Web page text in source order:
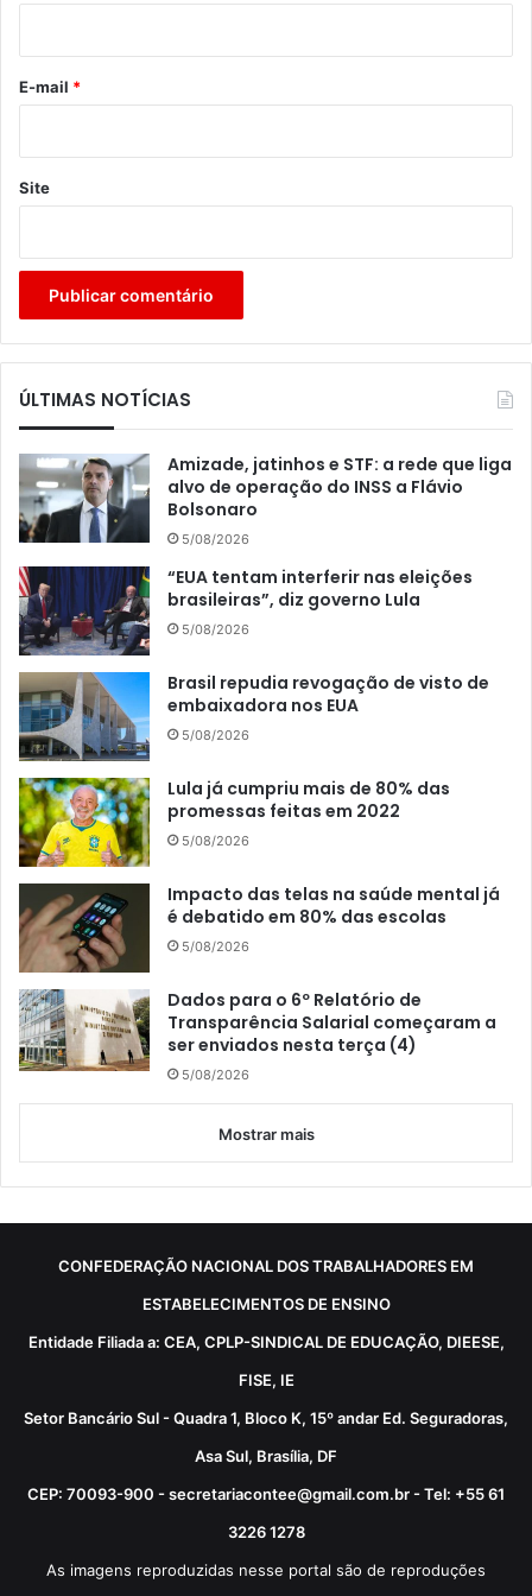
*
E-mail *
Site
ÚLTIMAS NOTÍCIAS
Amizade, jatinhos e STF: a rede que liga
alvo de operação do INSS a Flávio
Bolsonaro
5/08/2026
“EUA tentam interferir nas eleições
brasileiras”, diz governo Lula
5/08/2026
Brasil repudia revogação de visto de
embaixadora nos EUA
5/08/2026
Lula já cumpriu mais de 80% das
promessas feitas em 2022
5/08/2026
Impacto das telas na saúde mental já
é debatido em 80% das escolas
5/08/2026
Dados para o 6º Relatório de
Transparência Salarial começaram a
ser enviados nesta terça (4)
5/08/2026
Mostrar mais
CONFEDERAÇÃO NACIONAL DOS TRABALHADORES EM
ESTABELECIMENTOS DE ENSINO
Entidade Filiada a: CEA, CPLP-SINDICAL DE EDUCAÇÃO, DIEESE,
FISE, IE
Setor Bancário Sul - Quadra 1, Bloco K, 15º andar Ed. Seguradoras,
Asa Sul, Brasília, DF
CEP: 70093-900 - secretariacontee@gmail.com.br - Tel: +55 61
3226 1278
As imagens reproduzidas nesse portal são de reproduções